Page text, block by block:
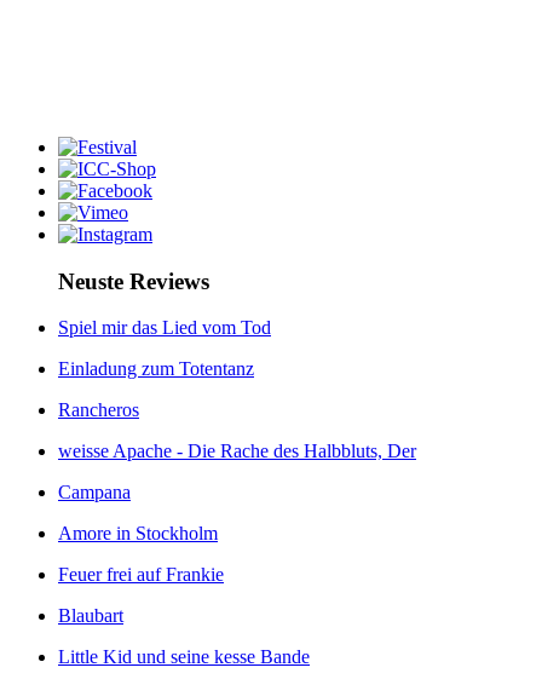
Neuste Reviews
Spiel mir das Lied vom Tod
Einladung zum Totentanz
Rancheros
weisse Apache - Die Rache des Halbbluts, Der
Campana
Amore in Stockholm
Feuer frei auf Frankie
Blaubart
Little Kid und seine kesse Bande